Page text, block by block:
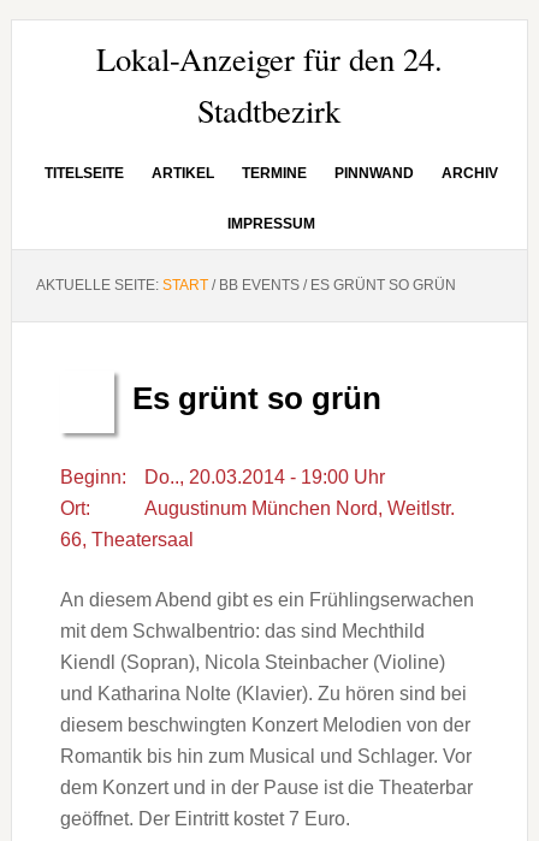
Hauptnavigation
SeitenspalteLokal-Anzeiger für den 24.
Stadtbezirk
TITELSEITE ARTIKEL TERMINE PINNWAND ARCHIV
IMPRESSUM
AKTUELLE SEITE: START /BB EVENTS /ES GRÜNT SO GRÜN
Es grünt so grün
Beginn:
Do.., 20.03.2014 - 19:00 Uhr
Ort:
Augustinum München Nord, Weitlstr.
66, Theatersaal
An diesem Abend gibt es ein Frühlingserwachen
mit dem Schwalbentrio: das sind Mechthild
Kiendl (Sopran), Nicola Steinbacher (Violine)
und Katharina Nolte (Klavier). Zu hören sind bei
diesem beschwingten Konzert Melodien von der
Romantik bis hin zum Musical und Schlager. Vor
dem Konzert und in der Pause ist die Theaterbar
geöffnet. Der Eintritt kostet 7 Euro.